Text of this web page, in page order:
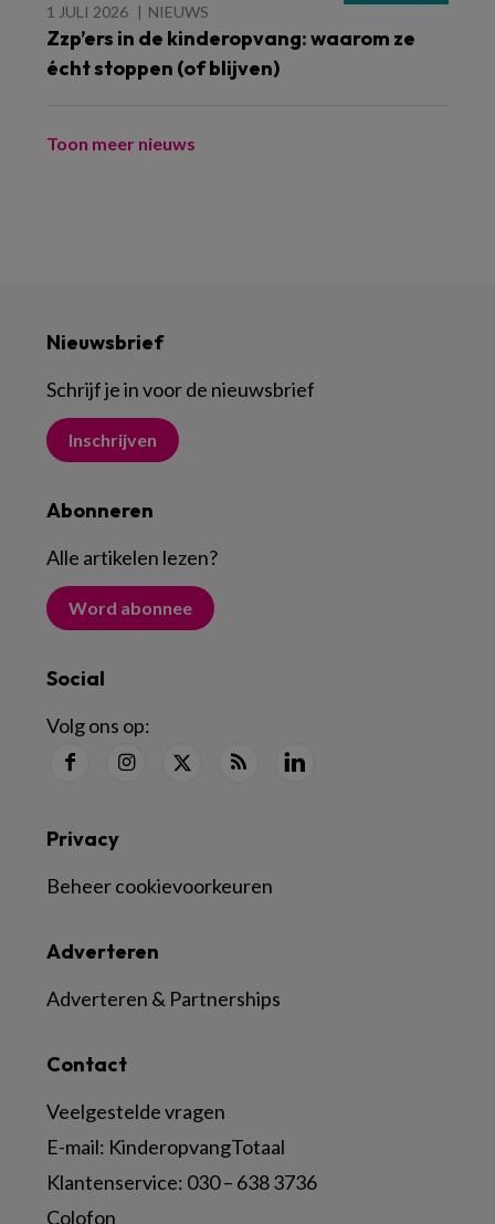
1 JULI 2026 NIEUWS
Zzp’ers in de kinderopvang: waarom ze
écht stoppen (of blijven)
Toon meer nieuws
Nieuwsbrief
Schrijf je in voor de nieuwsbrief
Inschrijven
Abonneren
Alle artikelen lezen?
Word abonnee
Social
Volg ons op:
Contact
Veelgestelde vragen
E-mail: KinderopvangTotaal
Klantenservice: 030 – 638 3736
Colofon
Adverteren
Adverteren & Partnerships
Privacy
Beheer cookievoorkeuren